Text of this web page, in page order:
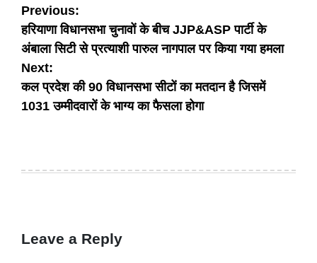
Post
navigation
Previous:
हरियाणा विधानसभा चुनावों के बीच JJP&ASP पार्टी के
अंबाला सिटी से प्रत्याशी पारुल नागपाल पर किया गया हमला
Next:
कल प्रदेश की 90 विधानसभा सीटों का मतदान है जिसमें
1031 उम्मीदवारों के भाग्य का फैसला होगा
Leave a Reply